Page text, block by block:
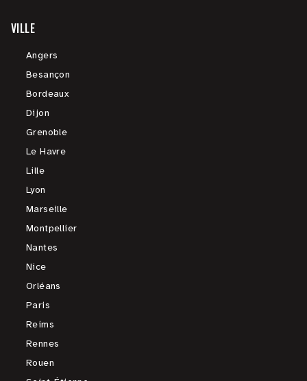
VILLE
Angers
Besançon
Bordeaux
Dijon
Grenoble
Le Havre
Lille
Lyon
Marseille
Montpellier
Nantes
Nice
Orléans
Paris
Reims
Rennes
Rouen